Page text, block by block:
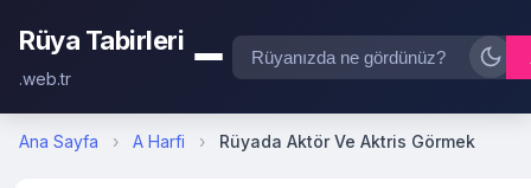
Rüya Tabirleri
.web.tr
Ana Sayfa › A Harfi › Rüyada Aktör Ve Aktris Görmek